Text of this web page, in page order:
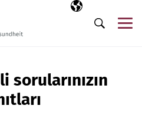
Seçili dil
TR
Arama
sorularınızın